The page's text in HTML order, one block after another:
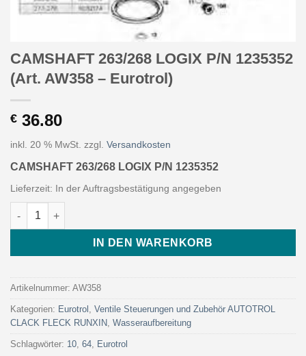
CAMSHAFT 263/268 LOGIX P/N 1235352
(Art. AW358 – Eurotrol)
€ 36.80
inkl. 20 % MwSt. zzgl. Versandkosten
CAMSHAFT 263/268 LOGIX P/N 1235352
Lieferzeit: In der Auftragsbestätigung angegeben
CAMSHAFT 263/268 LOGIX P/N 1235352 (Art. AW358 - Eurotrol)
IN DEN WARENKORB
Artikelnummer: AW358
Kategorien: Eurotrol , Ventile Steuerungen und Zubehör AUTOTROL
CLACK FLECK RUNXIN, Wasseraufbereitung
Schlagwörter: 10, 64, Eurotrol